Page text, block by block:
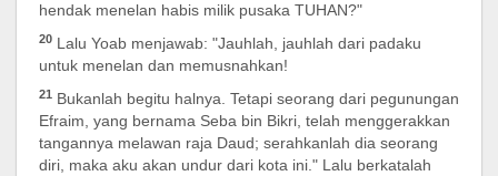
hendak menelan habis milik pusaka TUHAN?"
20 Lalu Yoab menjawab: "Jauhlah, jauhlah dari padaku
untuk menelan dan memusnahkan!
21 Bukanlah begitu halnya. Tetapi seorang dari pegunungan
Efraim, yang bernama Seba bin Bikri, telah menggerakkan
tangannya melawan raja Daud; serahkanlah dia seorang
diri, maka aku akan undur dari kota ini." Lalu berkatalah